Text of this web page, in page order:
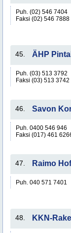
Puh. (02) 546 7404
Faksi (02) 546 7888
45. ÄHP
Puh. (03) 513 3792
Faksi (03) 513 3742
46. Savon
Puh. 0400 546 946
Faksi (017) 461
47. Raimo
Puh. 040 571 7401
48. KKN-